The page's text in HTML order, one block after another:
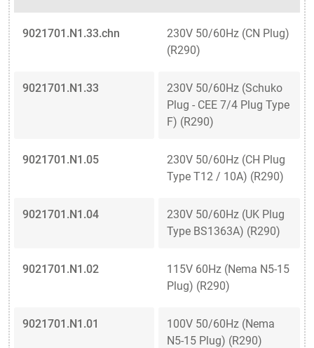
9021701.N1.33.chn
230V 50/60Hz (CN Plug)
(R290)
9021701.N1.33
230V 50/60Hz (Schuko
Plug - CEE 7/4 Plug Type
F) (R290)
9021701.N1.05
230V 50/60Hz (CH Plug
Type T12 / 10A) (R290)
9021701.N1.04
230V 50/60Hz (UK Plug
Type BS1363A) (R290)
9021701.N1.02
115V 60Hz (Nema N5-15
Plug) (R290)
9021701.N1.01
100V 50/60Hz (Nema
N5-15 Plug) (R290)